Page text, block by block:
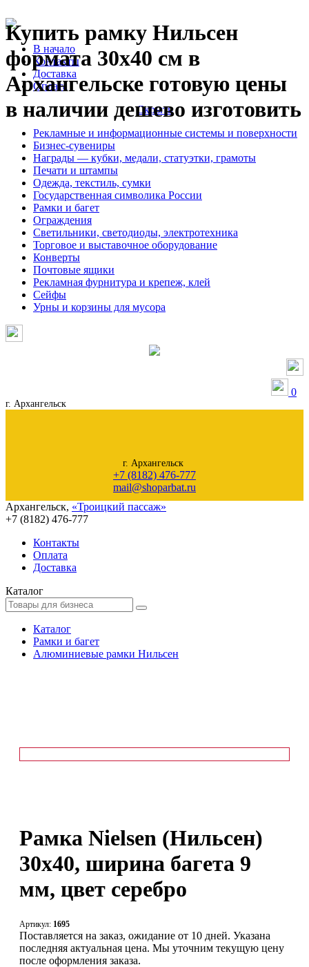
Купить рамку Нильсен
формата 30х40 см в
Архангельске готовую цены
в наличии дешево изготовить
В начало
Контакты
Доставка
Оплата
Скрыть
Рекламные и информационные системы и поверхности
Бизнес-сувениры
Награды — кубки, медали, статуэтки, грамоты
Печати и штампы
Одежда, текстиль, сумки
Государственная символика России
Рамки и багет
Ограждения
Светильники, светодиоды, электротехника
Торговое и выставочное оборудование
Конверты
Почтовые ящики
Рекламная фурнитура и крепеж, клей
Сейфы
Урны и корзины для мусора
0
г. Архангельск
г. Архангельск
+7 (8182) 476-777
mail@shoparbat.ru
Архангельск, «Троицкий пассаж»
+7 (8182) 476-777
Контакты
Оплата
Доставка
Каталог
Каталог
Рамки и багет
Алюминиевые рамки Нильсен
Рамка Nielsen (Нильсен)
30х40, ширина багета 9
мм, цвет серебро
Артикул: 1695
Поставляется на заказ, ожидание от 10 дней. Указана
последняя актуальная цена. Мы уточним текущую цену
после оформления заказа.